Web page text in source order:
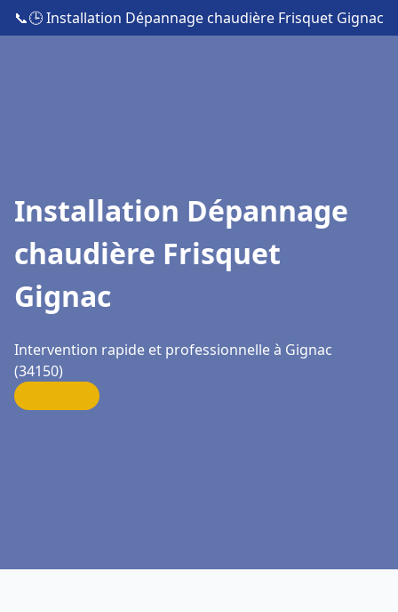
📞🕒 Installation Dépannage chaudière Frisquet Gignac
Installation Dépannage
chaudière Frisquet
Gignac
Intervention rapide et professionnelle à Gignac
(34150)